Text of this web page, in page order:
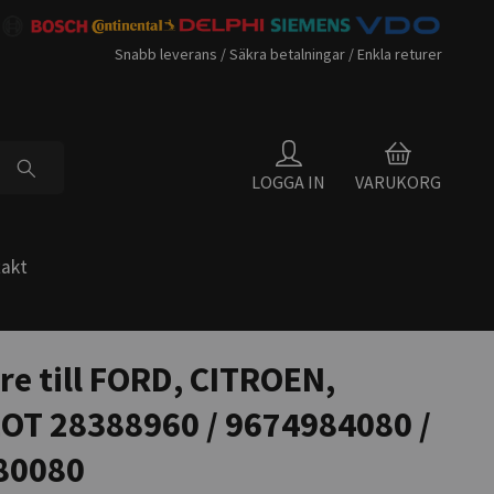
Snabb leverans / Säkra betalningar / Enkla returer
LOGGA IN VARUKORG
till FORD, CITROEN,
28388960 / 9674984080 /